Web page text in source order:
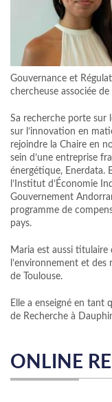
Gouvernance et
chercheuse associée
Sa recherche porte sur
sur l’innovation en
rejoindre la Chaire en
sein d’une entreprise
énergétique, Enerdata.
l’Institut d’Économie
Gouvernement
programme de
pays.
Maria est aussi titulaire
l’environnement et des
de Toulouse.
Elle a enseigné en tant
de Recherche à
ONLINE